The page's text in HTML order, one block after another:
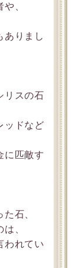
、
ありまし
リスの石
ッドなど
に匹敵す
石、
、
われてい